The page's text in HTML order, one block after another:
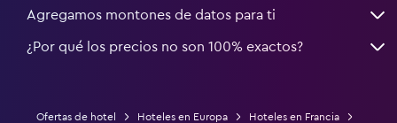
Agregamos montones de datos para ti
¿Por qué los precios no son 100% exactos?
Ofertas de hotel Hoteles en Europa
Hoteles en Francia